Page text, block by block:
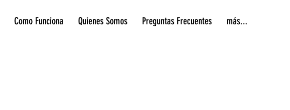
Como Funciona Quienes Somos Preguntas Frecuentes más...